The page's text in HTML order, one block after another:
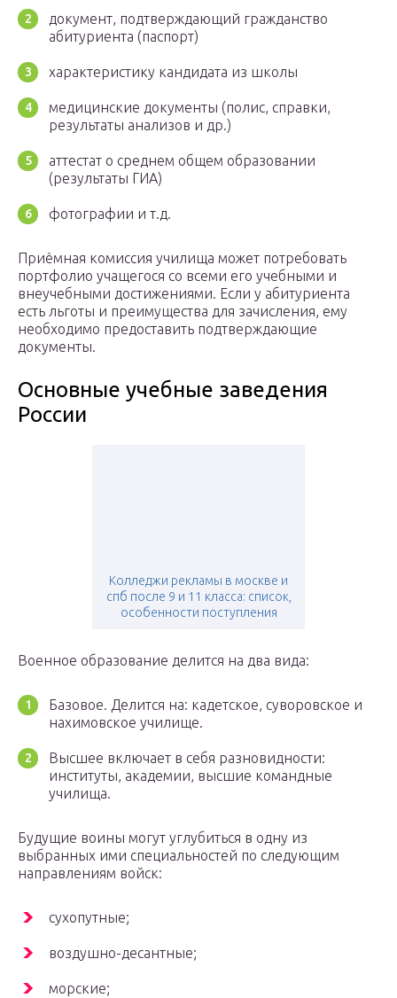
документ, подтверждающий гражданство
абитуриента (паспорт)
характеристику кандидата из школы
медицинские документы (полис, справки,
результаты анализов и др.)
аттестат о среднем общем образовании
(результаты ГИА)
фотографии и т.д.
Приёмная комиссия училища может потребовать
портфолио учащегося со всеми его учебными и
внеучебными достижениями. Если у абитуриента
есть льготы и преимущества для зачисления, ему
необходимо предоставить подтверждающие
документы.
Основные учебные заведения
России
Колледжи рекламы в москве и
спб после 9 и 11 класса: список,
особенности поступления
Военное образование делится на два вида:
Базовое. Делится на: кадетское, суворовское и
нахимовское училище.
Высшее включает в себя разновидности:
институты, академии, высшие командные
училища.
Будущие воины могут углубиться в одну из
выбранных ими специальностей по следующим
направлениям войск:
сухопутные;
воздушно-десантные;
морские;